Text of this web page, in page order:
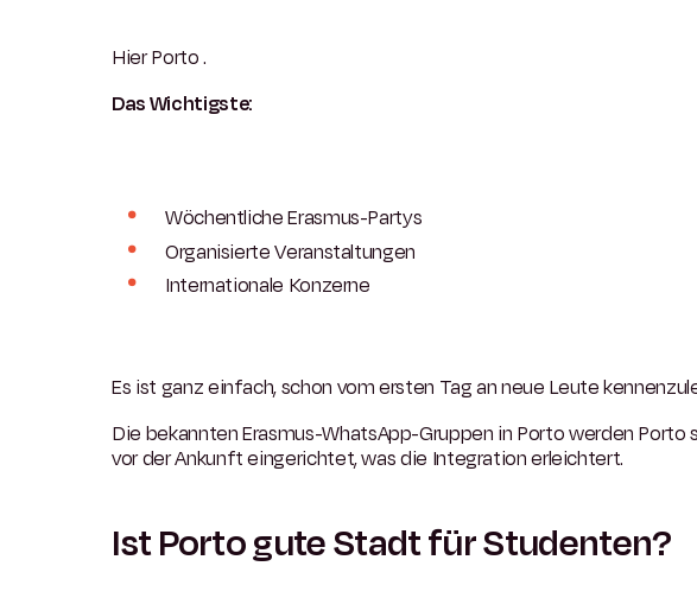
Hier Porto .
Das Wichtigste:
Wöchentliche Erasmus-Partys
Organisierte Veranstaltungen
Internationale Konzerne
Es ist ganz einfach, schon vom ersten Tag an neue Leute
Die bekannten Erasmus-WhatsApp-Gruppen in Porto werden Porto
vor der Ankunft eingerichtet, was die Integration erleichtert.
Ist Porto gute Stadt für Studenten?